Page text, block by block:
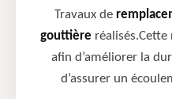
Travaux de
gouttière
afin d’améliorer la
d’assurer un